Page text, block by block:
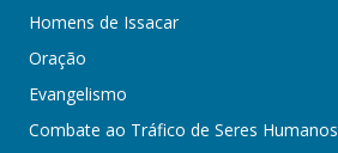
Homens de Issacar
Oração
Evangelismo
Combate ao Tráfico de Seres Humanos